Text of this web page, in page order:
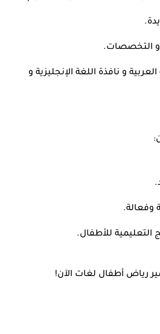
و التخصصات.
و نافذة اللغة الإنجليزية و
وفعالة.
التعليمية للأطفال.
رياض أطفال لغات الآن!